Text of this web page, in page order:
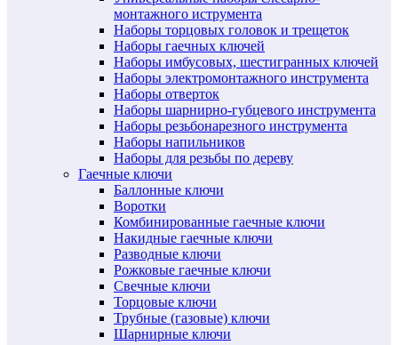
монтажного иструмента
Наборы торцовых головок и трещеток
Наборы гаечных ключей
Наборы имбусовых, шестигранных ключей
Наборы электромонтажного инструмента
Наборы отверток
Наборы шарнирно-губцевого инструмента
Наборы резьбонарезного инструмента
Наборы напильников
Наборы для резьбы по дереву
Гаечные ключи
Баллонные ключи
Воротки
Комбинированные гаечные ключи
Накидные гаечные ключи
Разводные ключи
Рожковые гаечные ключи
Свечные ключи
Торцовые ключи
Трубные (газовые) ключи
Шарнирные ключи